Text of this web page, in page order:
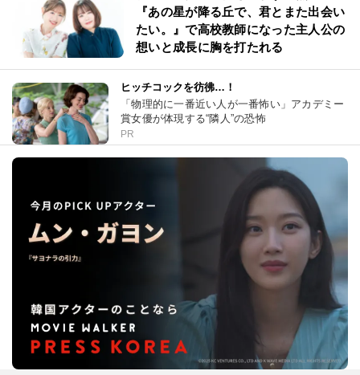
『あの星が降る丘で、君とまた出会い
たい。』で高校教師になった主人公の
想いと成長に胸を打たれる
ヒッチコックを彷彿…！
「物理的に一番近い人が一番怖い」アカデミー
賞女優が体現する“隣人”の恐怖
PR